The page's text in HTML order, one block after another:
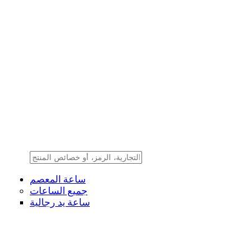
ساعة المعصم
جميع الساعات
ساعة يد رجالية